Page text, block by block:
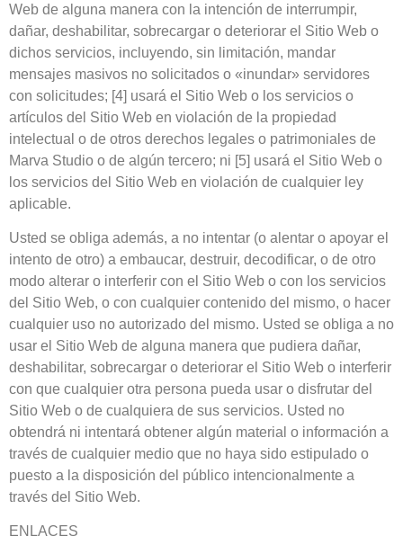
Web de alguna manera con la intención de interrumpir,
dañar, deshabilitar, sobrecargar o deteriorar el Sitio Web o
dichos servicios, incluyendo, sin limitación, mandar
mensajes masivos no solicitados o «inundar» servidores
con solicitudes; [4] usará el Sitio Web o los servicios o
artículos del Sitio Web en violación de la propiedad
intelectual o de otros derechos legales o patrimoniales de
Marva Studio o de algún tercero; ni [5] usará el Sitio Web o
los servicios del Sitio Web en violación de cualquier ley
aplicable.
Usted se obliga además, a no intentar (o alentar o apoyar el
intento de otro) a embaucar, destruir, decodificar, o de otro
modo alterar o interferir con el Sitio Web o con los servicios
del Sitio Web, o con cualquier contenido del mismo, o hacer
cualquier uso no autorizado del mismo. Usted se obliga a no
usar el Sitio Web de alguna manera que pudiera dañar,
deshabilitar, sobrecargar o deteriorar el Sitio Web o interferir
con que cualquier otra persona pueda usar o disfrutar del
Sitio Web o de cualquiera de sus servicios. Usted no
obtendrá ni intentará obtener algún material o información a
través de cualquier medio que no haya sido estipulado o
puesto a la disposición del público intencionalmente a
través del Sitio Web.
ENLACES